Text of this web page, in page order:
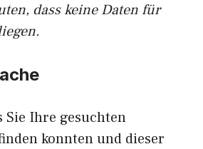
dass keine Daten für
Sie Ihre gesuchten
konnten und dieser